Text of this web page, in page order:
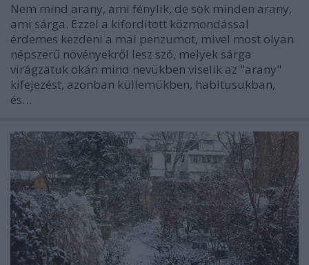
Nem mind arany, ami fénylik, de sok minden arany,
ami sárga. Ezzel a kifordított közmondással
érdemes kezdeni a mai penzumot, mivel most olyan
népszerű növényekről lesz szó, melyek sárga
virágzatuk okán mind nevükben viselik az "arany"
kifejezést, azonban küllemükben, habitusukban,
és…